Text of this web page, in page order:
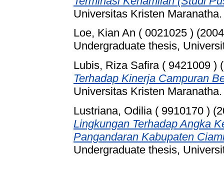
Universitas Kristen Maranatha.
Loe, Kian An ( 0021025 )
Undergraduate thesis,
Lubis, Riza Safira ( 9421009 )
Terhadap Kinerja Campuran
Universitas Kristen Maranatha.
Lustriana, Odilia ( 9910170 )
Lingkungan Terhadap Angka
Pangandaran Kabupaten
Undergraduate thesis,